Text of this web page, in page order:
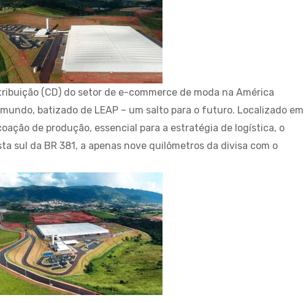
(CD) do setor de e-commerce de moda na América
batizado de LEAP – um salto para o futuro. Localizado em
de produção, essencial para a estratégia de logística, o
sul da BR 381, a apenas nove quilômetros da divisa com o